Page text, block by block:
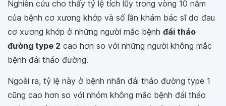
Nghiên cứu cho thấy tỷ lệ tích lũy trong vòng 10 năm
của bệnh cơ xương khớp và số lần khám bác sĩ do đau
cơ xương khớp ở những người mắc bệnh đái tháo
đường type 2 cao hơn so với những người không mắc
bệnh đái tháo đường.
Ngoài ra, tỷ lệ này ở bệnh nhân đái tháo đường type 1
cũng cao hơn so với nhóm không mắc bệnh đái tháo